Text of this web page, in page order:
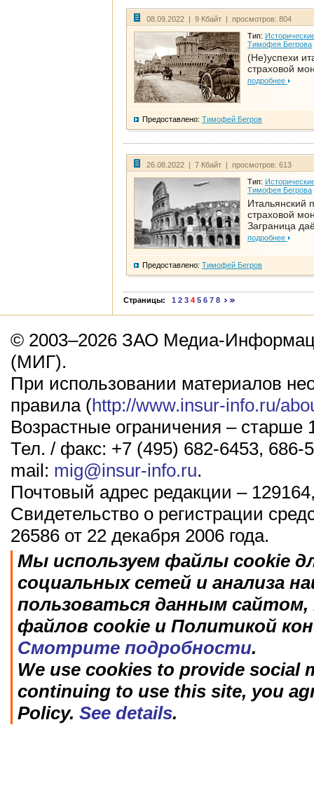
08.09.2022 | 9 Кбайт | просмотров: 804
Тип:
Тимофея Бегрова
(Не)успехи
страховой
подробнее
Предоставлено: Тимофей Бегров
26.08.2022 | 7 Кбайт | просмотров: 613
Тип:
Тимофея Бегрова
Итальянский
страховой
Заграница
подробнее
Предоставлено: Тимофей Бегров
Страницы: 1 2 3 4 5 6 7 8
© 2003–2026 ЗАО Медиа-
(МИГ).
При использовании материалов
правила (http://www.insur-info.ru/
Возрастные ограничения – старше
Тел. / факс: +7 (495) 682-6453, 686-
mail: mig@insur-info.ru.
Почтовый адрес редакции –
Свидетельство о регистрации
26586 от 22 декабря 2006 года.
Мы используем файлы cookie
социальных сетей и анализа
пользоваться данным
файлов cookie и Политикой
Смотрите подробности.
We use cookies to provide social
continuing to use this site, you
Policy. See details.